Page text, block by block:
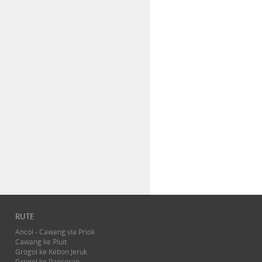
RUTE
Ancol - Cawang via Priok
Cawang ke Pluit
Grogol ke Kebon Jeruk